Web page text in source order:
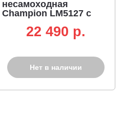
несамоходная
Champion LM5127 с
(PRC, 50 см.,
Champion, 146 см3,
22 490 p.
Нет в наличии